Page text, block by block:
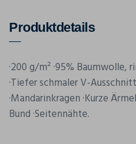
Produktdetails
·200 g/m² ·95% Baumwolle,
·Tiefer schmaler V-
·Mandarinkragen ·Kurze
Bund ·Seitennähte.